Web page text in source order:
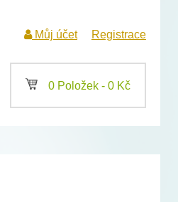
Můj účet Registrace
a 0 Položek - 0 Kč